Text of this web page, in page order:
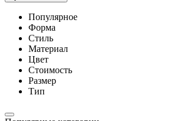
Популярное
Форма
Стиль
Материал
Цвет
Стоимость
Размер
Тип